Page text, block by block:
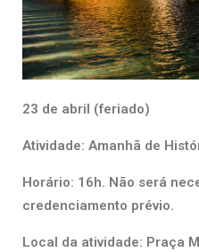
23 de abril (feriado)
Atividade: Amanhã de
Horário: 16h. Não será
credenciamento prévio.
Local da atividade: Praça